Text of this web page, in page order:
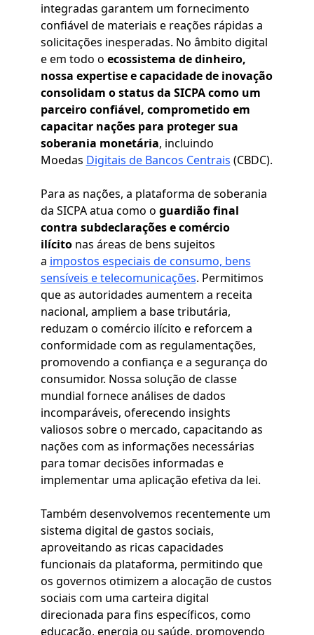
integradas garantem um fornecimento
confiável de materiais e reações rápidas a
solicitações inesperadas. No âmbito digital
e em todo o ecossistema de dinheiro,
nossa expertise e capacidade de inovação
consolidam o status da SICPA como um
parceiro confiável, comprometido em
capacitar nações para proteger sua
soberania monetária, incluindo
Moedas Digitais de Bancos Centrais (CBDC).
Para as nações, a plataforma de soberania
da SICPA atua como o guardião final
contra subdeclarações e comércio
ilícitonas áreas de bens sujeitos
a impostos especiais de consumo, bens
sensíveis e telecomunicações. Permitimos
que as autoridades aumentem a receita
nacional, ampliem a base tributária,
reduzam o comércio ilícito e reforcem a
conformidade com as regulamentações,
promovendo a confiança e a segurança do
consumidor. Nossa solução de classe
mundial fornece análises de dados
incomparáveis, oferecendo insights
valiosos sobre o mercado, capacitando as
nações com as informações necessárias
para tomar decisões informadas e
implementar uma aplicação efetiva da lei.
Também desenvolvemos recentemente um
sistema digital de gastos sociais,
aproveitando as ricas capacidades
funcionais da plataforma, permitindo que
os governos otimizem a alocação de custos
sociais com uma carteira digital
direcionada para fins específicos, como
educação, energia ou saúde, promovendo